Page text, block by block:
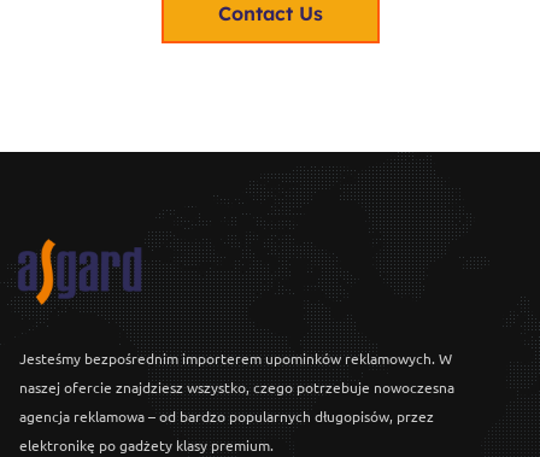
Contact Us
Jesteśmy bezpośrednim importerem upominków reklamowych. W
naszej ofercie znajdziesz wszystko, czego potrzebuje nowoczesna
agencja reklamowa – od bardzo popularnych długopisów, przez
elektronikę po gadżety klasy premium.